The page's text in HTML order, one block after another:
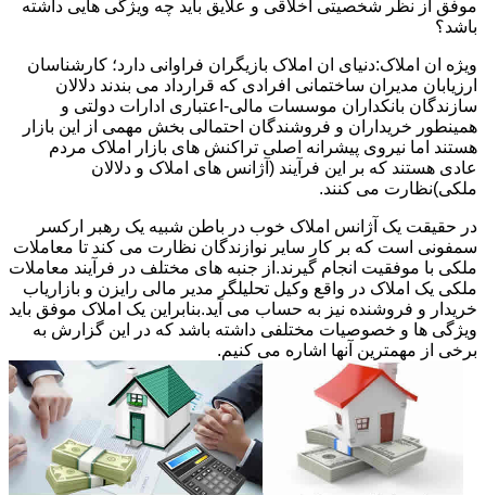
موفق از نظر شخصیتی اخلاقی و علایق باید چه ویژگی هایی داشته
باشد؟
ویژه ان املاک:دنیای ان املاک بازیگران فراوانی دارد؛ کارشناسان
ارزیابان مدیران ساختمانی افرادی که قرارداد می بندند دلالان
سازندگان بانکداران موسسات مالی-اعتباری ادارات دولتی و
همینطور خریداران و فروشندگان احتمالی بخش مهمی از این بازار
هستند اما نیروی پیشرانه اصلی تراکنش های بازار املاک مردم
عادی هستند که بر این فرآیند (آژانس های املاک و دلالان
ملکی)نظارت می کنند.
در حقیقت یک آژانس املاک خوب در باطن شبیه یک رهبر ارکسر
سمفونی است که بر کار سایر نوازندگان نظارت می کند تا معاملات
ملکی با موفقیت انجام گیرند.از جنبه های مختلف در فرآیند معاملات
ملکی یک املاک در واقع وکیل تحلیلگر مدیر مالی رایزن و بازاریاب
خریدار و فروشنده نیز به حساب می آید.بنابراین یک املاک موفق باید
ویژگی ها و خصوصیات مختلفی داشته باشد که در این گزارش به
برخی از مهمترین آنها اشاره می کنیم.